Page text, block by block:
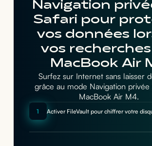
Navigation
Safari pour
vos données
vos
MacBook Air
Surfez sur Internet sans laisser
grâce au mode Navigation
MacBook Air M4.
1 Activer FileVault pour chiffrer votre